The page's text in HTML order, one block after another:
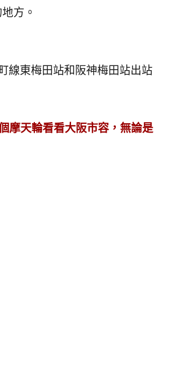
方。
線東梅田站和阪神梅田站出站
摩天輪看看大阪市容，無論是